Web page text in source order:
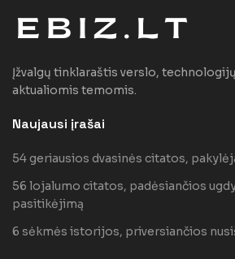
Įžvalgų tinklaraštis verslo,
aktualiomis temomis.
Naujausi įrašai
54 geriausios dvasinės citatos,
56 lojalumo citatos, padėsiančios
pasitikėjimą
6 sėkmės istorijos, priversiančios